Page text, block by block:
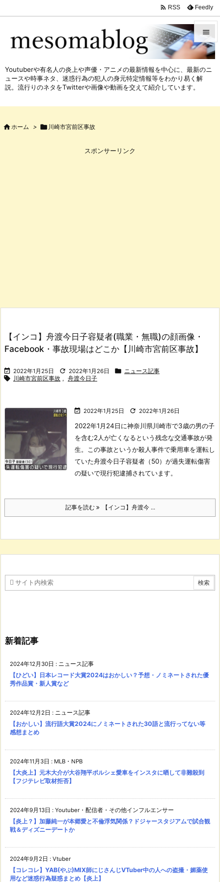



 RSS Feedly
Youtuberや有名人の炎上や声優・アニメの最新情報を中心に、最新のニ
ュースや時事ネタ、迷惑行為の犯人の身元特定情報等をわかり易く解
説。流行りのネタをTwitterや画像や動画を交えて紹介しています。
 ホーム >  川崎市宮前区事故
スポンサーリンク
【インコ】舟渡今日子容疑者(職業・無職)の顔画像・
Facebook・事故現場はどこか【川崎市宮前区事故】
 2022年1月25日  2022年1月26日  ニュース記事
 川崎市宮前区事故 , 舟渡今日子
 2022年1月25日  2022年1月26日
2022年1月24日に神奈川県川崎市で3歳の男の子
を含む2人が亡くなるという残念な交通事故が発
生。
この事故というか殺人事件で乗用車を運転し
ていた舟渡今日子容疑者（50）が過失運転傷害
の疑いで現行犯逮捕されています。
記事を読む 【インコ】舟渡今 ...
新着記事
2024年12月30日 : ニュース記事
【ひどい】日本レコード大賞2024はおかしい？予想・ノミネートされた優
秀作品賞・新人賞など
2024年12月2日 : ニュース記事
【おかしい】流行語大賞2024にノミネートされた30語と流行ってない等
感想まとめ
2024年11月3日 : MLB・NPB
【大炎上】元木大介が大谷翔平ポルシェ愛車をインスタに晒して非難殺到
【フジテレビ取材拒否】
2024年9月13日 : Youtuber・配信者・その他インフルエンサー
【炎上？】加藤純一が本郷愛と不倫浮気関係？ドジャースタジアムで試合観
戦＆ディズニーデートか
2024年9月2日 : Vtuber
【コレコレ】YAB(やぶ)MIX師にじさんじVTuber中の人への盗撮・媚薬使
用など迷惑行為疑惑まとめ【炎上】